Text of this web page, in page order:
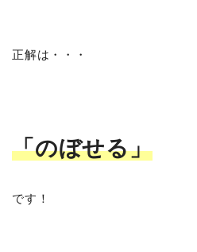
正解は・・・
「のぼせる」
です！